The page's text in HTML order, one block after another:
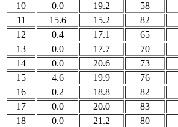
10
0.0 19.2 58
11
15.6 15.2 82
12
0.4 17.1 65
13
0.0 17.7 70
14
0.0 20.6 73
15
4.6 19.9 76
16
0.2 18.8 82
17
0.0 20.0 83
18
0.0 21.2 80